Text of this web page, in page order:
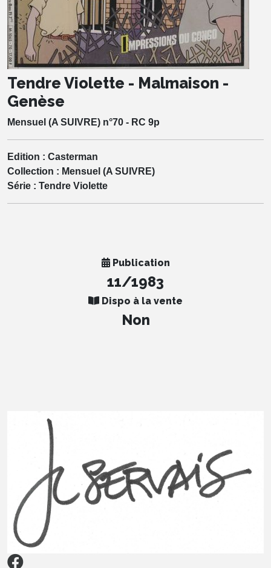
Tendre Violette - Malmaison -
Genèse
Mensuel (A SUIVRE) n°70 - RC 9p
Edition : Casterman
Collection : Mensuel (A SUIVRE)
Série : Tendre Violette
Publication
11/1983
Dispo à la vente
Non